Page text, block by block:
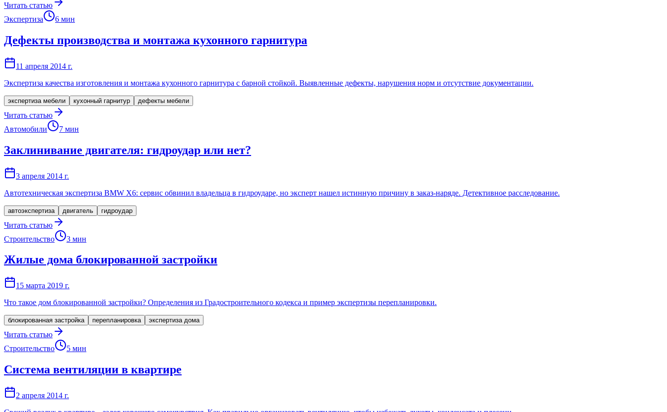
Читать статью
Экспертиза
6 мин
Дефекты производства и монтажа кухонного гарнитура
11 апреля 2014 г.
Экспертиза качества изготовления и монтажа кухонного гарнитура с барной стойкой. Выявленные дефекты, нарушения норм и отсутствие документации.
экспертиза мебели кухонный гарнитур дефекты мебели
Читать статью
Автомобили
7 мин
Заклинивание двигателя: гидроудар или нет?
3 апреля 2014 г.
Автотехническая экспертиза BMW X6: сервис обвинил владельца в гидроударе, но эксперт нашел истинную причину в заказ-наряде. Детективное расследование.
автоэкспертиза двигатель гидроудар
Читать статью
Строительство
3 мин
Жилые дома блокированной застройки
15 марта 2019 г.
Что такое дом блокированной застройки? Определения из Градостроительного кодекса и пример экспертизы перепланировки.
блокированная застройка перепланировка экспертиза дома
Читать статью
Строительство
5 мин
Система вентиляции в квартире
2 апреля 2014 г.